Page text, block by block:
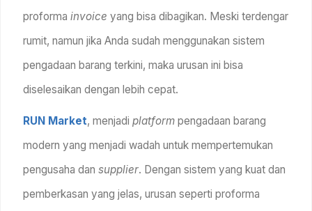
proforma invoice yang bisa dibagikan. Meski terdengar
rumit, namun jika Anda sudah menggunakan sistem
pengadaan barang terkini, maka urusan ini bisa
diselesaikan dengan lebih cepat.
RUN Market, menjadi platform pengadaan barang
modern yang menjadi wadah untuk mempertemukan
pengusaha dan supplier. Dengan sistem yang kuat dan
pemberkasan yang jelas, urusan seperti proforma